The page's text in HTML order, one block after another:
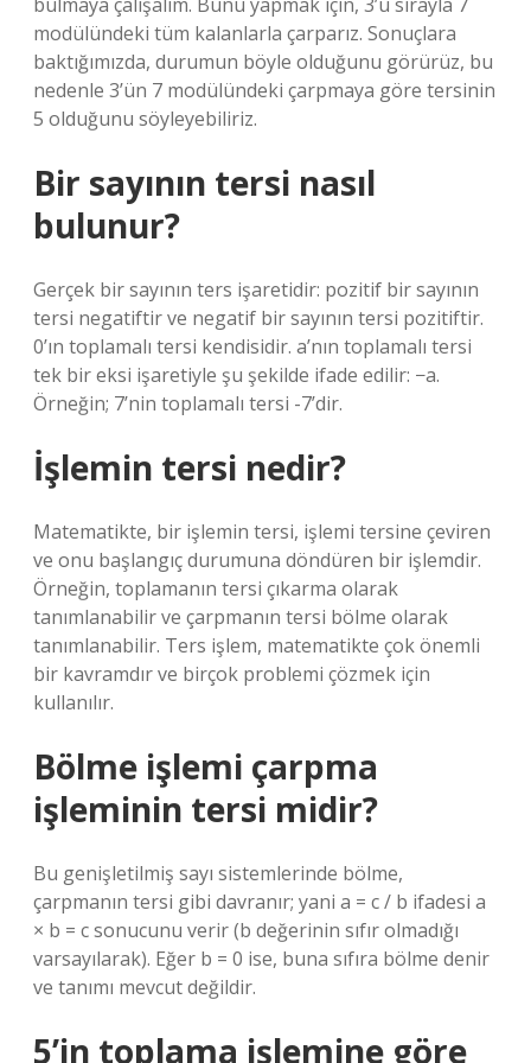
modülündeki tüm kalanlarla çarparız. Sonuçlara
baktığımızda, durumun böyle olduğunu görürüz, bu
nedenle 3’ün 7 modülündeki çarpmaya göre tersinin
5 olduğunu söyleyebiliriz.
Bir sayının tersi nasıl
bulunur?
Gerçek bir sayının ters işaretidir: pozitif bir sayının
tersi negatiftir ve negatif bir sayının tersi pozitiftir.
0’ın toplamalı tersi kendisidir. a’nın toplamalı tersi
tek bir eksi işaretiyle şu şekilde ifade edilir: −a.
Örneğin; 7’nin toplamalı tersi -7’dir.
İşlemin tersi nedir?
Matematikte, bir işlemin tersi, işlemi tersine çeviren
ve onu başlangıç ​​durumuna döndüren bir işlemdir.
Örneğin, toplamanın tersi çıkarma olarak
tanımlanabilir ve çarpmanın tersi bölme olarak
tanımlanabilir. Ters işlem, matematikte çok önemli
bir kavramdır ve birçok problemi çözmek için
kullanılır.
Bölme işlemi çarpma
işleminin tersi midir?
Bu genişletilmiş sayı sistemlerinde bölme,
çarpmanın tersi gibi davranır; yani a = c / b ifadesi a
× b = c sonucunu verir (b değerinin sıfır olmadığı
varsayılarak). Eğer b = 0 ise, buna sıfıra bölme denir
ve tanımı mevcut değildir.
5’in toplama işlemine göre